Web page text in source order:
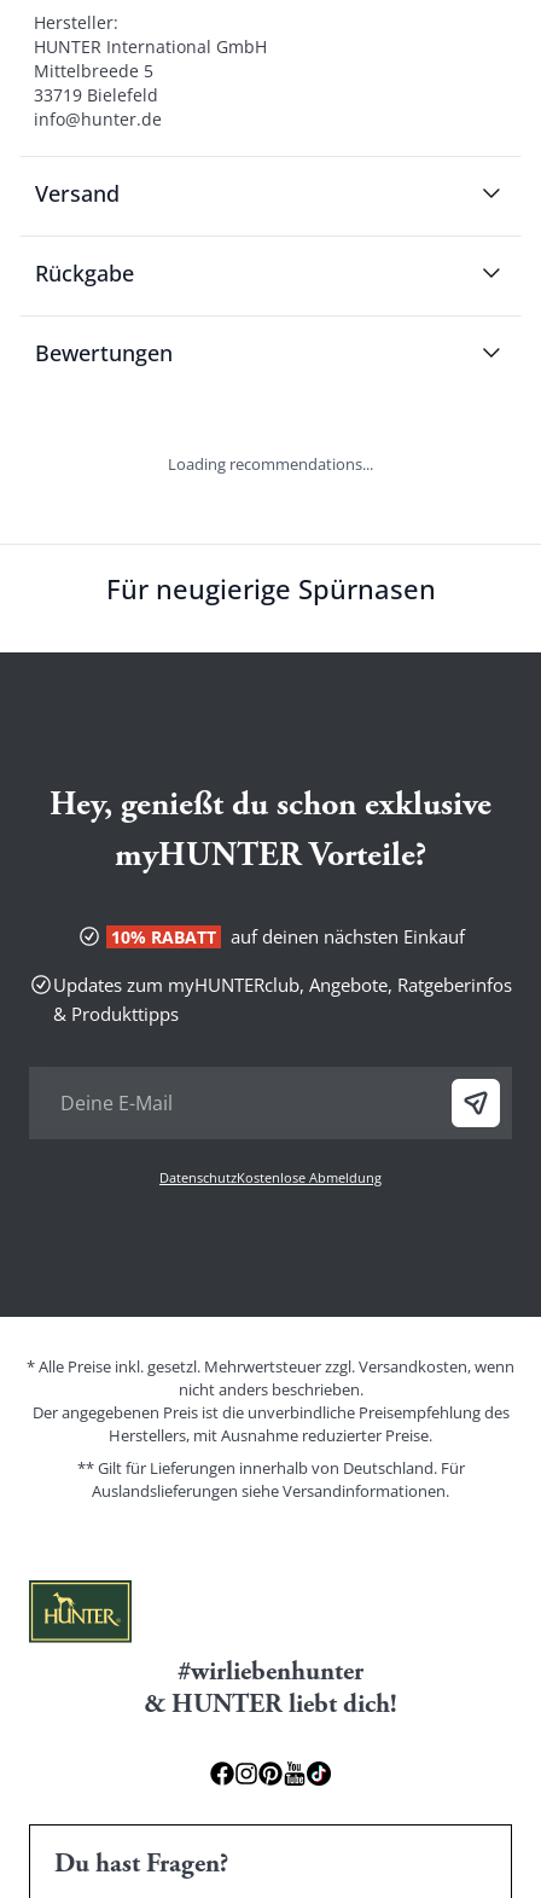
Hersteller:
HUNTER International GmbH
Mittelbreede 5
33719 Bielefeld
info@hunter.de
Versand
Rückgabe
Bewertungen
Loading recommendations...
Für neugierige Spürnasen
Hey, genießt du schon exklusive
myHUNTER Vorteile?
10% RABATT
auf deinen nächsten Einkauf
Updates zum myHUNTERclub, Angebote, Ratgeberinfos
& Produkttipps
DatenschutzKostenlose Abmeldung
* Alle Preise inkl. gesetzl. Mehrwertsteuer zzgl. Versandkosten, wenn
nicht anders beschrieben.
Der angegebenen Preis ist die unverbindliche Preisempfehlung des
Herstellers, mit Ausnahme reduzierter Preise.
** Gilt für Lieferungen innerhalb von Deutschland. Für
Auslandslieferungen sieheVersandinformationen.
#wirliebenhunter
& HUNTER liebt dich!
Du hast Fragen?